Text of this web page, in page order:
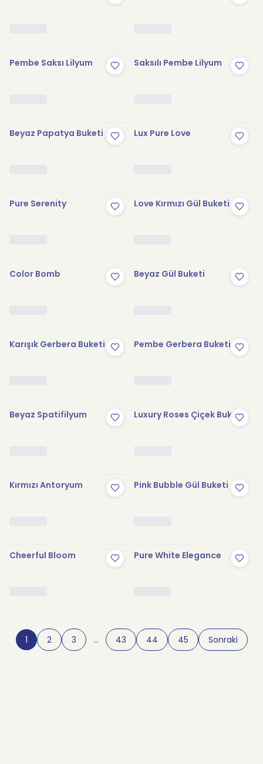
Pembe Saksı Lilyum Saksılı Pembe Lilyum
Beyaz Papatya Buketi Lux Pure Love
Pure Serenity Love Kırmızı Gül Buketi
Color Bomb Beyaz Gül Buketi
Karışık Gerbera Buketi Pembe Gerbera Buketi
Beyaz Spatifilyum Luxury Roses Çiçek Buketi
Kırmızı Antoryum Pink Bubble Gül Buketi
Cheerful Bloom Pure White Elegance
1 2 3 … 43 44 45 Sonraki